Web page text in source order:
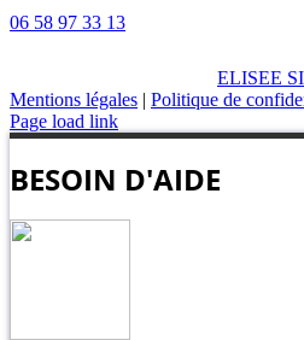
06 58 97 33 13
ELISEE
Mentions légales | Politique de
Page load link
BESOIN D'AIDE